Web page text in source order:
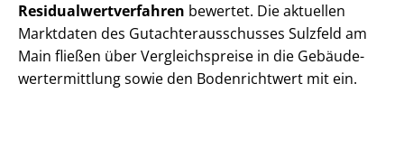
Re­si­du­al­wert­ver­fah­ren bewertet. Die aktuellen
Marktdaten des Gut­ach­ter­aus­schus­ses Sulzfeld am
Main fließen über Ver­gleichs­prei­se in die Ge­bäu­de­
wert­ermitt­lung sowie den Bodenrichtwert mit ein.